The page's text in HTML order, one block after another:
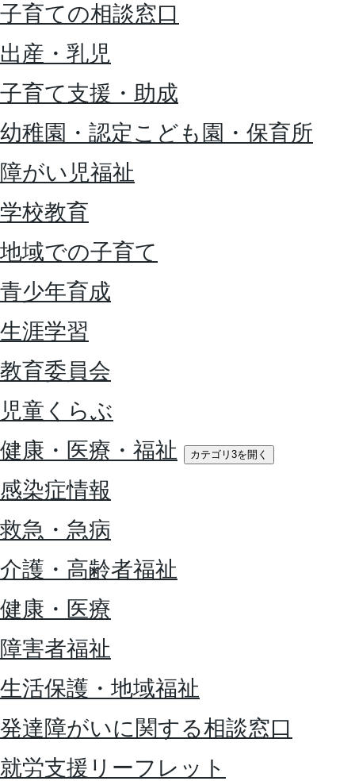
子育ての相談窓口
出産・乳児
子育て支援・助成
幼稚園・認定こども園・保育所
障がい児福祉
学校教育
地域での子育て
青少年育成
生涯学習
教育委員会
児童くらぶ
健康・医療・福祉
カテゴリ3を開く
感染症情報
救急・急病
介護・高齢者福祉
健康・医療
障害者福祉
生活保護・地域福祉
発達障がいに関する相談窓口
就労支援リーフレット